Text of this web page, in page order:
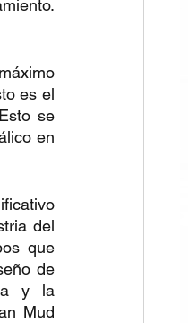
es el
se
en
del
que
de
y la
Mud